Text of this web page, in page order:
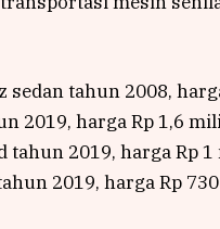
sedan tahun 2008,
2019, harga Rp 1,6
tahun 2019, harga Rp
2019, harga Rp